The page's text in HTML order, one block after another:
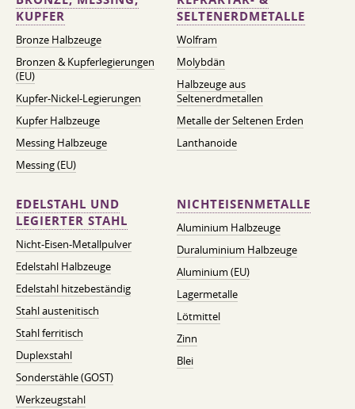
KUPFER
Bronze Halbzeuge
Bronzen & Kupferlegierungen
(EU)
Kupfer-Nickel-Legierungen
Kupfer Halbzeuge
Messing Halbzeuge
Messing (EU)
SELTENERDMETALLE
Wolfram
Molybdän
Halbzeuge aus
Seltenerdmetallen
Metalle der Seltenen Erden
Lanthanoide
EDELSTAHL UND
LEGIERTER STAHL
Nicht-Eisen-Metallpulver
Edelstahl Halbzeuge
Edelstahl hitzebeständig
Stahl austenitisch
Stahl ferritisch
Duplexstahl
Sonderstähle (GOST)
Werkzeugstahl
NICHTEISENMETALLE
Aluminium Halbzeuge
Duraluminium Halbzeuge
Aluminium (EU)
Lagermetalle
Lötmittel
Zinn
Blei